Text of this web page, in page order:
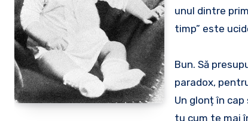
unul dintre
timp” este
Bun. Să
paradox,
Un glonț în
tu cum te mai